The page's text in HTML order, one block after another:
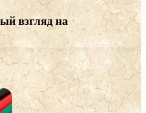
взгляд на